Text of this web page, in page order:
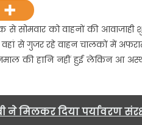
से सोमवार को वाहनों की आवाजाही
से गुजर रहे वाहन चालकों में
की हानि नहीं हुई लेकिन आ
ने मिलकर दिया पर्यावरण